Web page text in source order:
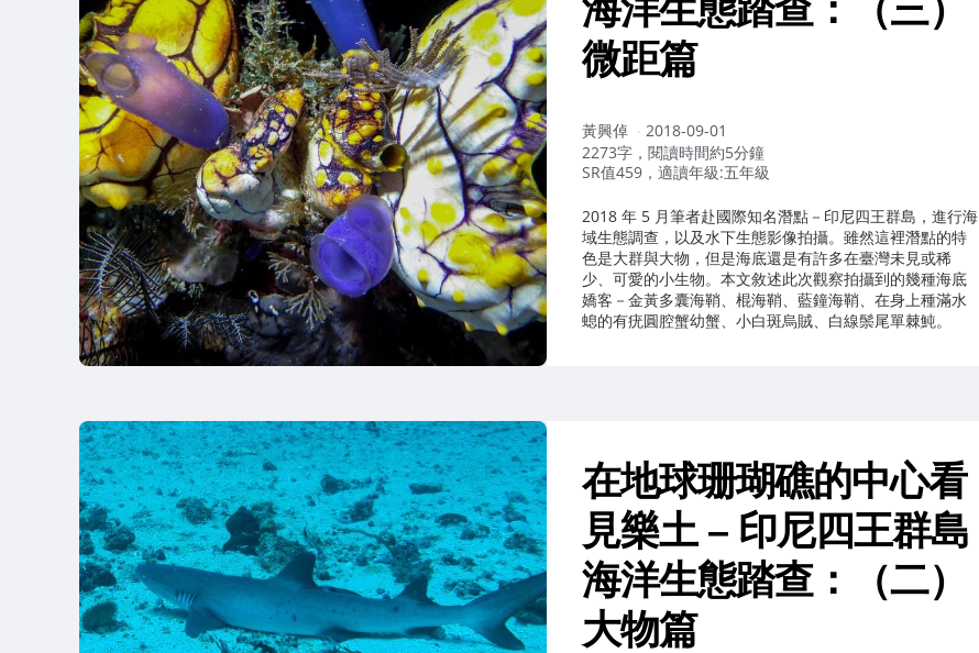
海洋生態踏查：（三）
微距篇
作
者：
黃興倬
2018-09-01
2273字，閱讀時間約5分鐘
SR值459，適讀年級:五年級
2018 年 5 月筆者赴國際知名潛點－印尼四王群島，進行海
域生態調查，以及水下生態影像拍攝。雖然這裡潛點的特
色是大群與大物，但是海底還是有許多在臺灣未見或稀
少、可愛的小生物。本文敘述此次觀察拍攝到的幾種海底
嬌客－金黃多囊海鞘、棍海鞘、藍鐘海鞘、在身上種滿水
螅的有疣圓腔蟹幼蟹、小白斑烏賊、白線鬃尾單棘魨。
在地球珊瑚礁的中心看
見樂土 – 印尼四王群島
海洋生態踏查：（二）
大物篇